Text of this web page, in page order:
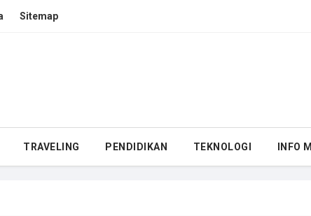
Sitemap
TRAVELING PENDIDIKAN TEKNOLOGI INFO